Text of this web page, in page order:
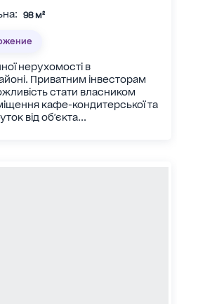
98 м²
нерухомості в
Приватним інвесторам
стати власником
кафе-кондитерської та
від об'єкта...